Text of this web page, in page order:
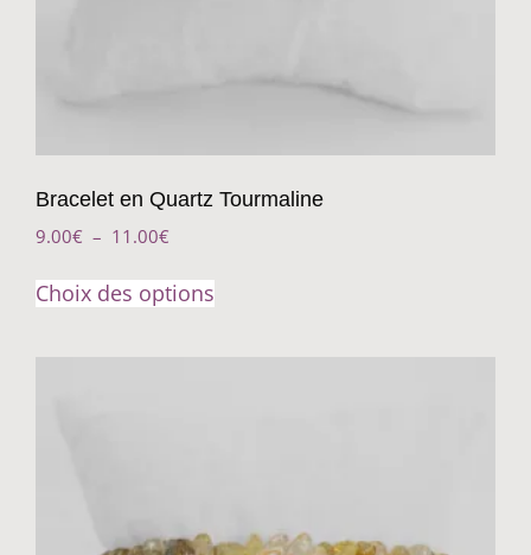
Bracelet en Quartz Tourmaline
9.00€ – 11.00€
Choix des options